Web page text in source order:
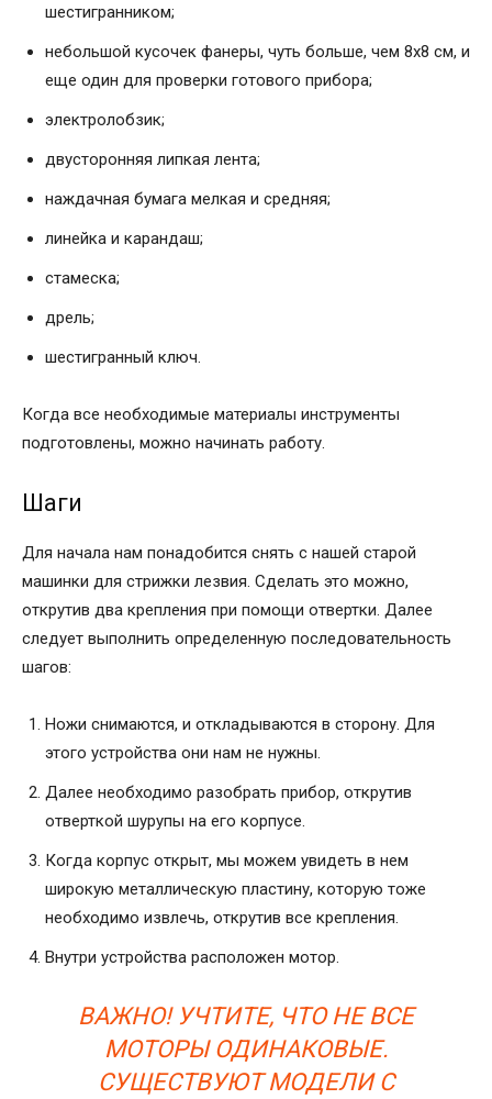
шестигранником;
небольшой кусочек фанеры, чуть больше, чем 8х8 см, и
еще один для проверки готового прибора;
электролобзик;
двусторонняя липкая лента;
наждачная бумага мелкая и средняя;
линейка и карандаш;
стамеска;
дрель;
шестигранный ключ.
Когда все необходимые материалы инструменты
подготовлены, можно начинать работу.
Шаги
Для начала нам понадобится снять с нашей старой
машинки для стрижки лезвия. Сделать это можно,
открутив два крепления при помощи отвертки. Далее
следует выполнить определенную последовательность
шагов:
Ножи снимаются, и откладываются в сторону. Для
этого устройства они нам не нужны.
Далее необходимо разобрать прибор, открутив
отверткой шурупы на его корпусе.
Когда корпус открыт, мы можем увидеть в нем
широкую металлическую пластину, которую тоже
необходимо извлечь, открутив все крепления.
Внутри устройства расположен мотор.
ВАЖНО! УЧТИТЕ, ЧТО НЕ ВСЕ
МОТОРЫ ОДИНАКОВЫЕ.
СУЩЕСТВУЮТ МОДЕЛИ С